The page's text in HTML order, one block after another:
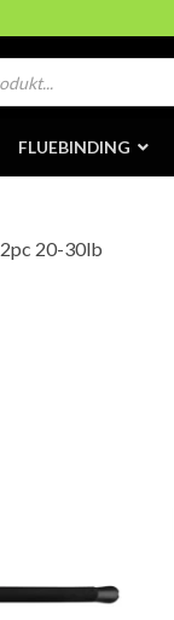
FLUEBINDING
20-30lb